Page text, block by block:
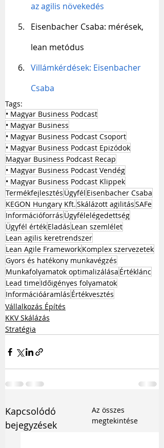
az agilis növekedés
Eisenbacher Csaba: mérések,
lean metódus
Villámkérdések: Eisenbacher
Csaba
Tags:
• Magyar Business Podcast
• Magyar Business
• Magyar Business Podcast Csoport
• Magyar Business Podcast Epizódok
Magyar Business Podcast Recap
• Magyar Business Podcast Vendég
• Magyar Business Podcast Klippek
Termékfejlesztés Ügyfél Eisenbacher Csaba
KEGON Hungary Kft.Skálázott agilitásSAFe
Információforrás Ügyfélelégedettség
Ügyfél értékEladás Lean szemlélet
Lean agilis keretrendszer
Lean Agile FrameworkKomplex szervezetek
Gyors és hatékony munkavégzés
Munkafolyamatok optimalizálása Értéklánc
Lead timeIdőigényes folyamatok
Információáramlás Értékvesztés
Vállalkozás Építés
KKV Skálázás
Stratégia
Kapcsolódó
bejegyzések
Az összes
megtekintése